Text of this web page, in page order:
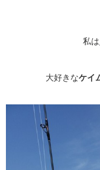
私は
大好きなケイ